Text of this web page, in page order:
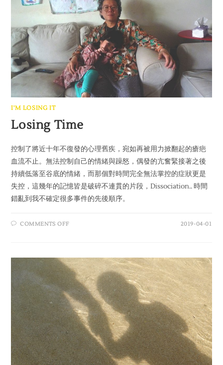
I'M LOSING IT
Losing Time
控制了將近十年不復發的心理舊疾，宛如再被用力掀翻起的瘡疤
血流不止。無法控制自己的情緒與躁怒，偶發的亢奮緊接著之後
持續低落至谷底的情緒，而那個對時間完全無法掌控的症狀更是
失控，這幾年的記憶皆是破碎不連貫的片段，Dissociation.. 時間
錯亂到我不確定很多事件的先後順序。
COMMENTS OFF 2019-04-01